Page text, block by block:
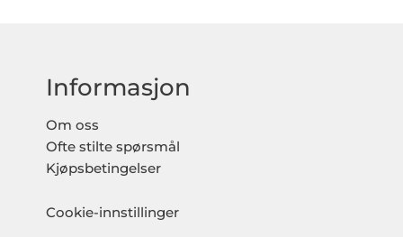
Informasjon
Om oss
Ofte stilte spørsmål
Kjøpsbetingelser
Cookie-innstillinger